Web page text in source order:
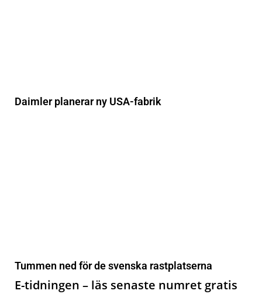
Daimler planerar ny USA-fabrik
Tummen ned för de svenska rastplatserna
E-tidningen – läs senaste numret gratis